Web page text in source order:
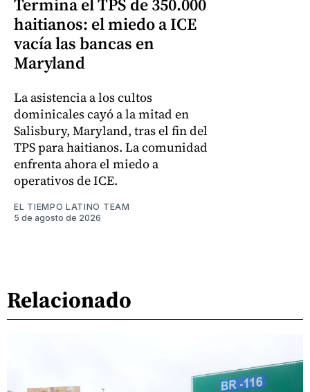
haitianos: el miedo a ICE
vacía las bancas en
Maryland
La asistencia a los cultos
dominicales cayó a la mitad en
Salisbury, Maryland, tras el fin del
TPS para haitianos. La comunidad
enfrenta ahora el miedo a
operativos de ICE.
EL TIEMPO LATINO TEAM
5 de agosto de 2026
Relacionado